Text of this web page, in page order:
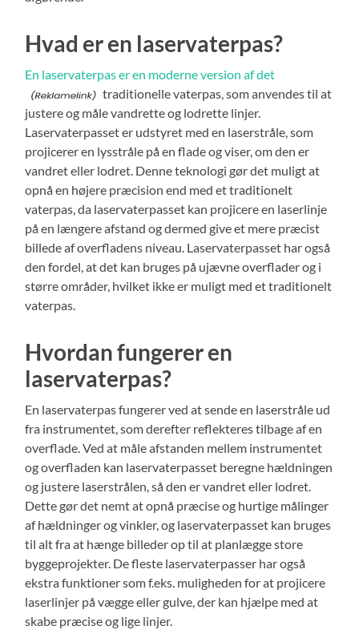
Hvad er en laservaterpas?
En laservaterpas er en moderne version af det
traditionelle vaterpas, som anvendes til at
justere og måle vandrette og lodrette linjer.
Laservaterpasset er udstyret med en laserstråle, som
projicerer en lysstråle på en flade og viser, om den er
vandret eller lodret. Denne teknologi gør det muligt at
opnå en højere præcision end med et traditionelt
vaterpas, da laservaterpasset kan projicere en laserlinje
på en længere afstand og dermed give et mere præcist
billede af overfladens niveau. Laservaterpasset har også
den fordel, at det kan bruges på ujævne overflader og i
større områder, hvilket ikke er muligt med et traditionelt
vaterpas.
Hvordan fungerer en
laservaterpas?
En laservaterpas fungerer ved at sende en laserstråle ud
fra instrumentet, som derefter reflekteres tilbage af en
overflade. Ved at måle afstanden mellem instrumentet
og overfladen kan laservaterpasset beregne hældningen
og justere laserstrålen, så den er vandret eller lodret.
Dette gør det nemt at opnå præcise og hurtige målinger
af hældninger og vinkler, og laservaterpasset kan bruges
til alt fra at hænge billeder op til at planlægge store
byggeprojekter. De fleste laservaterpasser har også
ekstra funktioner som f.eks. muligheden for at projicere
laserlinjer på vægge eller gulve, der kan hjælpe med at
skabe præcise og lige linjer.